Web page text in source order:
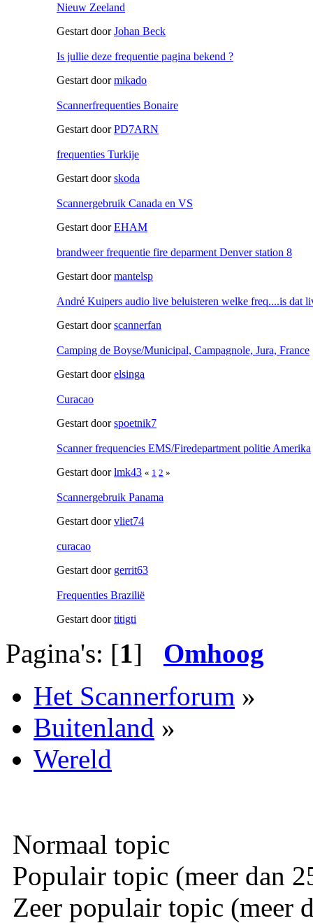
Nieuw Zeeland
Gestart doorJohan Beck
Is jullie deze frequentie pagina bekend ?
Gestart doormikado
Scannerfrequenties Bonaire
Gestart doorPD7ARN
frequenties Turkije
Gestart doorskoda
Scannergebruik Canada en VS
Gestart doorEHAM
brandweer frequentie fire deparment Denver station 8
Gestart doormantelsp
André Kuipers audio live beluisteren welke freq....is dat
Gestart doorscannerfan
Camping de Boyse/Municipal, Campagnole, Jura, France
Gestart doorelsinga
Curacao
Gestart doorspoetnik7
Scanner frequencies EMS/Firedepartment politie Amerika
Gestart doorlmk43 « 1 2 »
Scannergebruik Panama
Gestart doorvliet74
curacao
Gestart door gerrit63
Frequenties Brazilië
Gestart doortitigti
Pagina's: [1] Omhoog
Het Scannerforum »
Buitenland »
Wereld
Normaal topic
Populair topic (meer dan
Zeer populair topic (meer